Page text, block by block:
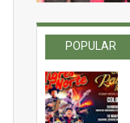
POPULAR